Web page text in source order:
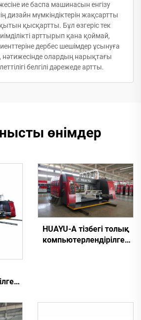
ие баспа машинасын енгізу
дизайн мүмкіндіктерін жақсартты
қысқартты. Бұл өзгеріс тек
арттырып қана қоймай,
дербес шешімдер ұсынуға
нәтижесінде олардың нарықтағы
белгілі дәрежеде артты.
өнімдер
HUAYU-A тізбегі толық
компьютерлендірілген